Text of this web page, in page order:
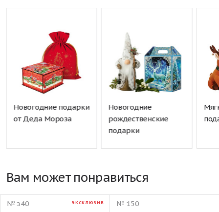
Новогодние подарки
от Деда Мороза
Новогодние
рождественские
подарки
Вам может понравиться
№ э40 ЭКСКЛЮЗИВ № 150